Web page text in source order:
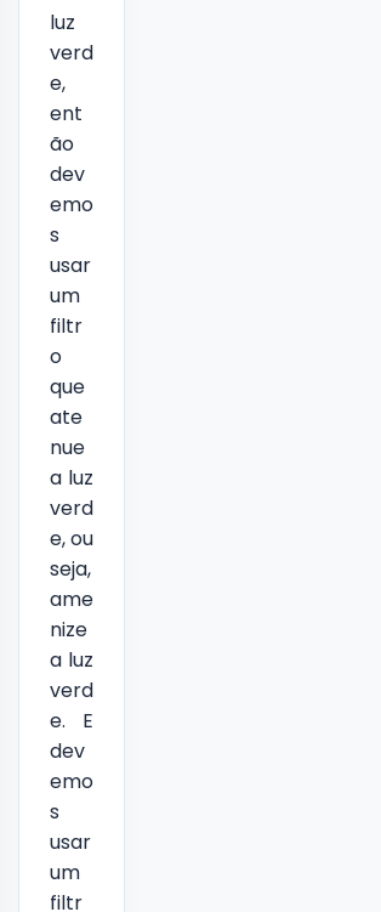
luz
verd
e,
ent
ão
dev
emo
s
usar
um
filtr
o
que
ate
nue
a luz
verd
e, ou
seja,
ame
nize
a luz
verd
e. E
dev
emo
s
usar
um
filtr